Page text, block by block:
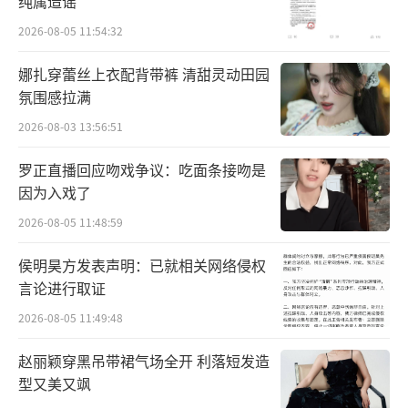
2026-08-05 11:54:32
娜扎穿蕾丝上衣配背带裤 清甜灵动田园
氛围感拉满
2026-08-03 13:56:51
罗正直播回应吻戏争议：吃面条接吻是
因为入戏了
2026-08-05 11:48:59
侯明昊方发表声明：已就相关网络侵权
言论进行取证
2026-08-05 11:49:48
赵丽颖穿黑吊带裙气场全开 利落短发造
型又美又飒